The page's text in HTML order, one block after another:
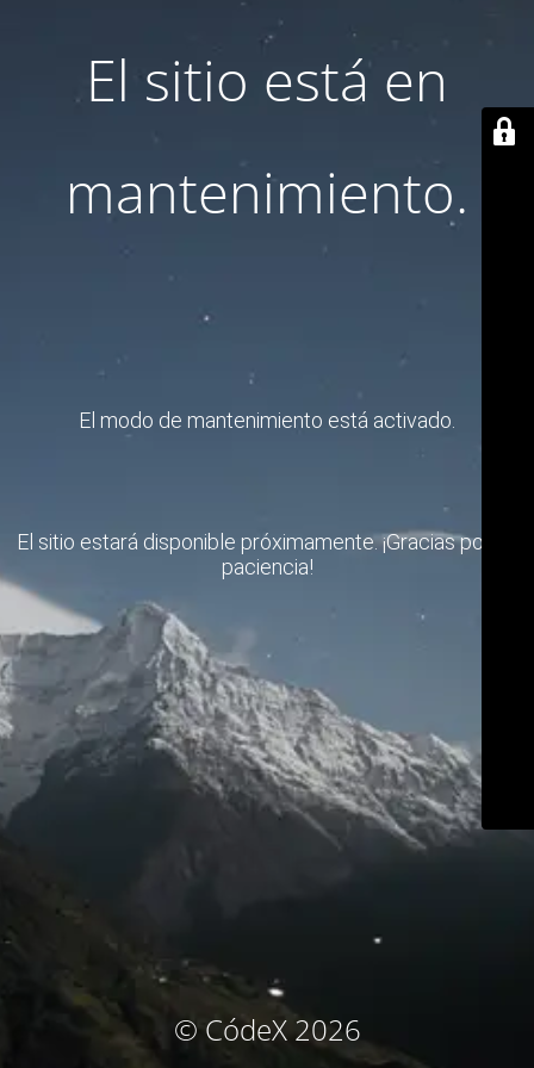
El sitio está en
mantenimiento.
El modo de mantenimiento está activado.
El sitio estará disponible próximamente. ¡Gracias por su
paciencia!
© CódeX 2026